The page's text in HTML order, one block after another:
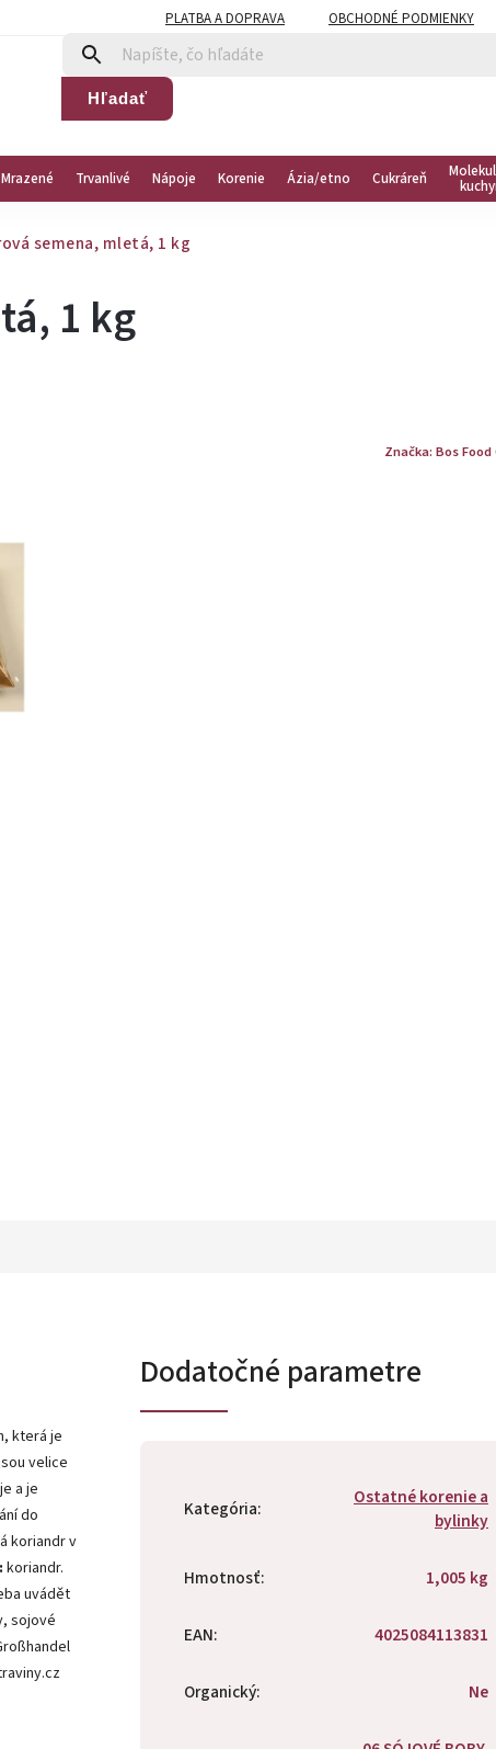
PLATBA A DOPRAVA OBCHODNÉ PODMIENKY
Hľadať
Mrazené Trvanlivé Nápoje Korenie Ázia/etno Cukráreň
semena, mletá, 1 kg
1 kg
Značka: Bos Food
která je
velice
a je
do
koriandr v
koriandr.
uvádět
sojové
Dodatočné parametre
Kategória:
Ostatné korenie a
bylinky
Hmotnosť: 1,005 kg
EAN: 4025084113831
Organický: Ne